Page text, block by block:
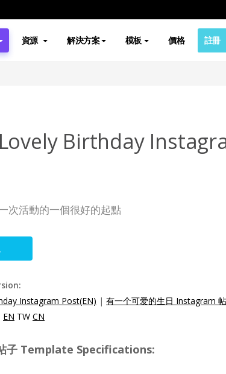
資源 解決方案 模板 價格 註冊
Birthday
次活動的一個很好的起點
Instagram Post(EN) | 有一个可爱的生日 Instagram
EN TW CN
子 Template Specifications: